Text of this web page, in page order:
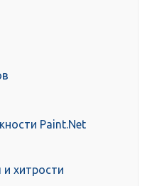
Paint.Net
хитрости